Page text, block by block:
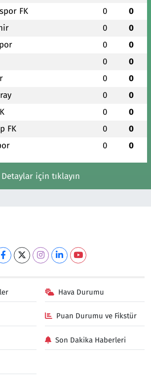
FK 0 0
0 0
0 0
0 0
0 0
0 0
0 0
FK 0 0
0 0
Detaylar için tıklayın
Hava Durumu
Puan Durumu ve Fikstür
Son Dakika Haberleri